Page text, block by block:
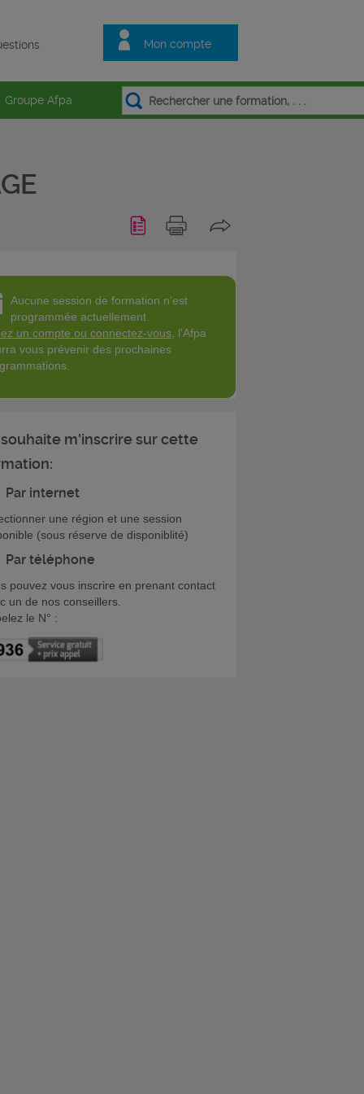
Mon compte
Groupe Afpa
Aucune session de formation n'est
programmée actuellement.
un compte ou connectez-vous , l'Afpa
vous prévenir des prochaines
m'inscrire sur cette
Par internet
une région et une session
(sous réserve de disponiblité)
Par téléphone
pouvez vous inscrire en prenant contact
un de nos conseillers.
le N° :